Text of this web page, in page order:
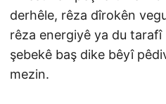
derhêle, rêza dîrokên
rêza energiyê ya du
şebekê baş dike bêyî
mezin.